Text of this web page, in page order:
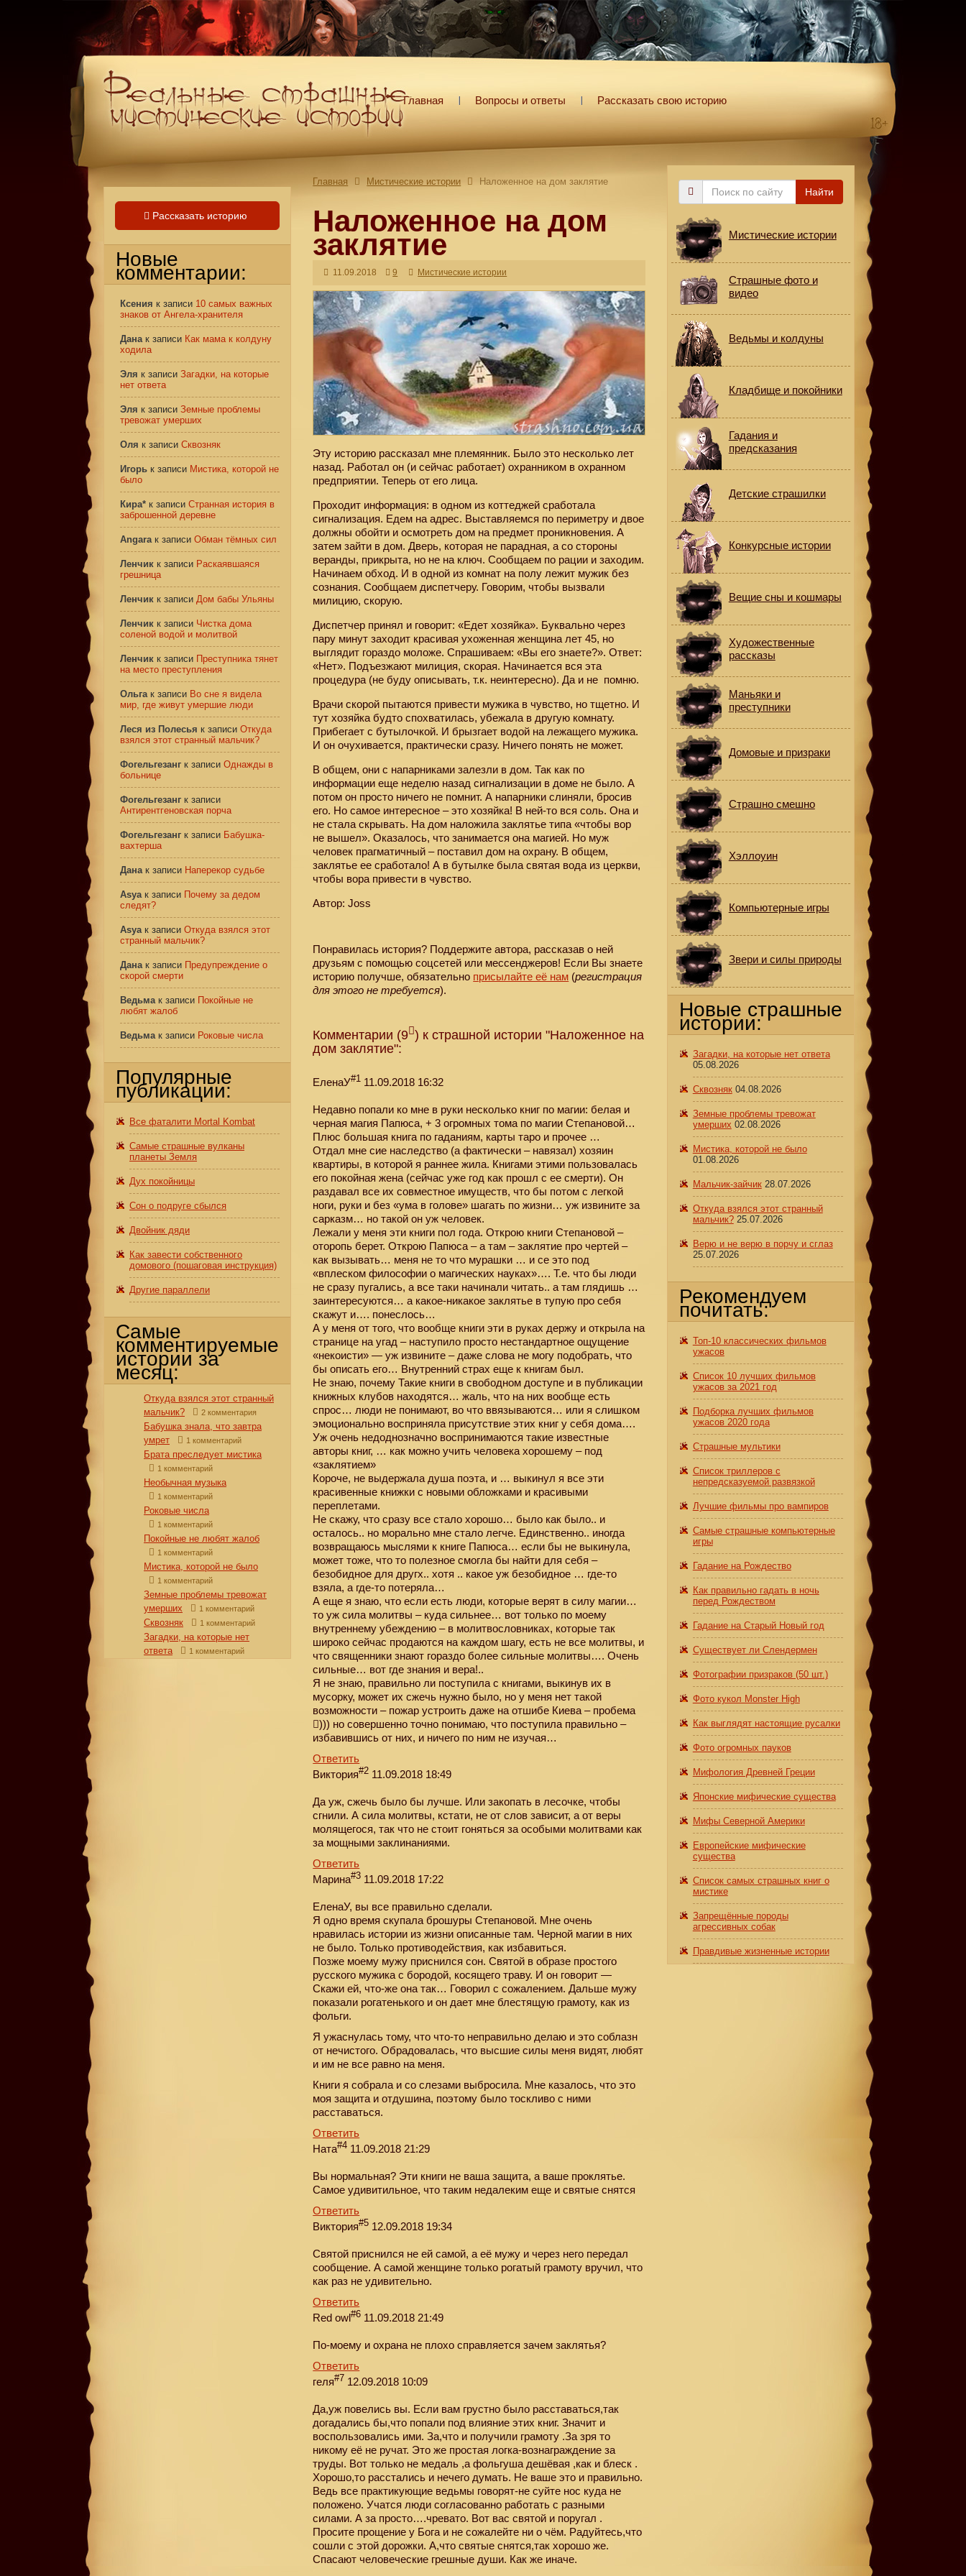
Главная Вопросы и ответы Рассказать свою историю
Главная Мистические истории Наложенное на дом заклятие
Наложенное на дом
заклятие
11.09.2018 9 Мистические истории
Эту историю рассказал мне племянник. Было это несколько лет
назад. Работал он (и сейчас работает) охранником в охранном
предприятии. Теперь от его лица.
Проходит информация: в одном из коттеджей сработала
сигнализация. Едем на адрес. Выставляемся по периметру и двое
должны обойти и осмотреть дом на предмет проникновения. А
затем зайти в дом. Дверь, которая не парадная, а со стороны
веранды, прикрыта, но не на ключ. Сообщаем по рации и заходим.
Начинаем обход. И в одной из комнат на полу лежит мужик без
сознания. Сообщаем диспетчеру. Говорим, чтобы вызвали
милицию, скорую.
Диспетчер принял и говорит: «Едет хозяйка». Буквально через
пару минут заходит красивая ухоженная женщина лет 45, но
выглядит гораздо моложе. Спрашиваем: «Вы его знаете?». Ответ:
«Нет». Подъезжают милиция, скорая. Начинается вся эта
процедура (не буду описывать, т.к. неинтересно). Да и не помню.
Врачи скорой пытаются привести мужика в чувство, но тщетно. И
тут хозяйка будто спохватилась, убежала в другую комнату.
Прибегает с бутылочкой. И брызгает водой на лежащего мужика.
И он очухивается, практически сразу. Ничего понять не может.
В общем, они с напарниками залезли в дом. Так как по
информации еще неделю назад сигнализации в доме не было. А
потом он просто ничего не помнит. А напарники слиняли, бросив
его. Но самое интересное – это хозяйка! В ней-то вся соль. Она и
не стала скрывать. На дом наложила заклятье типа «чтобы вор
не вышел». Оказалось, что занимается она магией. Но муж
человек прагматичный – поставил дом на охрану. В общем,
заклятье ее сработало! А в бутылке была святая вода из церкви,
чтобы вора привести в чувство.
Автор: Joss
Понравилась история? Поддержите автора, рассказав о ней
друзьям с помощью соцсетей или мессенджеров! Если Вы знаете
историю получше, обязательно присылайте её нам (регистрация
для этого не требуется).
Комментарии (9 ) к страшной истории "Наложенное на
дом заклятие":
ЕленаУ#1 11.09.2018 16:32
Недавно попали ко мне в руки несколько книг по магии: белая и
черная магия Папюса, + 3 огромных тома по магии Степановой…
Плюс большая книга по гаданиям, карты таро и прочее …
Отдал мне сие наследство (а фактически – навязал) хозяин
квартиры, в которой я раннее жила. Книгами этими пользовалась
его покойная жена (сейчас уже год как прошл с ее смерти). Он
раздавал все их совместное имуществ, что бы потом с легкой
ноги, руки и без «ума в голове» шагать по жизни… уж извините за
сарказм… но такой он уж человек.
Лежали у меня эти книги пол года. Открою книги Степановой –
оторопь берет. Открою Папюса – а там – заклятие про чертей –
как вызывать… меня не то что мурашки … и се это под
«вплеском философии о магических науках»…. Т.е. что бы люди
не сразу пугались, а все таки начинали читать.. а там глядишь …
заинтересуются… а какое-никакое заклятье в тупую про себя
скажут и…. понеслось…
А у меня от того, что вообще книги эти в руках держу и открыла на
странице на угад – наступило просто нестандартное ощущение
«некоисти» — уж извините – даже слова не могу подобрать, что
бы описать его… Внутренний страх еще к книгам был.
Не знаю, почему Такие книги в свободном доступе и в публикации
книжных клубов находятся… жаль, что на них вообще есть
спрос… люди не понимают, во что ввязываются… или я слишком
эмоционально восприняла присутствие этих книг у себя дома….
Уж очень недоднозначно воспринимаются такие известные
авторы книг, … как можно учить человека хорошему – под
«заклятием»
Короче, не выдержала душа поэта, и … выкинул я все эти
красивенные книжки с новыми обложками и красивыми
переплетами.
Не скажу, что сразу все стало хорошо… было как было.. и
осталось.. но морально мне стало легче. Единственно.. иногда
возвращаюсь мыслями к книге Папюса… если бы не выкинула,
может тоже, что то полезное смогла бы найти для себя –
безобидное для другх.. хотя .. какое уж безобидное … где-то
взяла, а где-то потеряла…
А еще я знаю, что если есть люди, которые верят в силу магии…
то уж сила молитвы – куда сильнее… вот только по моему
внутреннему убеждению – в молитвословниках, которые так
широко сейчас продаются на каждом шагу, есть не все молитвы, и
что священники знают гораздо более сильные молитвы…. Очень
сильные… вот где знания и вера!..
Я не знаю, правильно ли поступила с книгами, выкинув их в
мусорку, может их сжечь нужно было, но у меня нет такой
возможности – пожар устроить даже на отшибе Киева – пробема
))) но совершенно точно понимаю, что поступила правильно –
избавившись от них, и ничего по ним не изучая…
Ответить
Виктория#2 11.09.2018 18:49
Да уж, сжечь было бы лучше. Или закопать в лесочке, чтобы
сгнили. А сила молитвы, кстати, не от слов зависит, а от веры
молящегося, так что не стоит гоняться за особыми молитвами как
за мощными заклинаниями.
Ответить
Марина#3 11.09.2018 17:22
ЕленаУ, вы все правильно сделали.
Я одно время скупала брошуры Степановой. Мне очень
нравилась истории из жизни описанные там. Черной магии в них
не было. Только противодействия, как избавиться.
Позже моему мужу приснился сон. Святой в образе простого
русского мужика с бородой, косящего траву. И он говорит —
Скажи ей, что-же она так… Говорил с сожалением. Дальше мужу
показали рогатенького и он дает мне блестящую грамоту, как из
фольги.
Я ужаснулась тому, что что-то неправильно делаю и это соблазн
от нечистого. Обрадовалась, что высшие силы меня видят, любят
и им не все равно на меня.
Книги я собрала и со слезами выбросила. Мне казалось, что это
моя защита и отдушина, поэтому было тоскливо с ними
расставаться.
Ответить
Ната#4 11.09.2018 21:29
Вы нормальная? Эти книги не ваша защита, а ваше проклятье.
Самое удивитильное, что таким недалеким еще и святые снятся
Ответить
Виктория#5 12.09.2018 19:34
Святой приснился не ей самой, а её мужу и через него передал
сообщение. А самой женщине только рогатый грамоту вручил, что
как раз не удивительно.
Ответить
Red owl#6 11.09.2018 21:49
По-моему и охрана не плохо справляется зачем заклятья?
Ответить
геля#7 12.09.2018 10:09
Да,уж повелись вы. Если вам грустно было расставаться,так
догадались бы,что попали под влияние этих книг. Значит и
воспользовались ими. За,что и получили грамоту .За зря то
никому её не ручат. Это же простая логка-вознаграждение за
труды. Вот только не медаль ,а фольгуша дешёвая ,как и блеск .
Хорошо,то расстались и нечего думать. Не ваше это и правильно.
Ведь все практикующие ведьмы говорят-не суйте нос куда не
положено. Учатся люди согласованно работать с разными
силами. А за просто….чревато. Вот вас святой и поругал .
Просите прощение у Бога и не сожалейте ни о чём. Радуйтесь,что
сошли с этой дорожки. А,что святые снятся,так хорошо же.
Спасают человеческие грешные души. Как же иначе.
Рассказать историю
Новые
комментарии:
Ксения к записи 10 самых важных
знаков от Ангела-хранителя
Данак записи Как мама к колдуну
ходила
Эля к записи Загадки, на которые
нет ответа
Эля к записи Земные проблемы
тревожат умерших
Оля к записи Сквозняк
Игорь к записи Мистика, которой не
было
Кира* к записи Странная история в
заброшенной деревне
Angaraк записи Обман тёмных сил
Ленчик к записи Раскаявшаяся
грешница
Ленчик к записи Дом бабы Ульяны
Ленчик к записи Чистка дома
соленой водой и молитвой
Ленчик к записи Преступника тянет
на место преступления
Ольгак записи Во сне я видела
мир, где живут умершие люди
Леся из Полесья к записи Откуда
взялся этот странный мальчик?
Фогельгезанг к записи Однажды в
больнице
Фогельгезанг к записи
Антирентгеновская порча
Фогельгезанг к записи Бабушка-
вахтерша
Данак записи Наперекор судьбе
Asyaк записи Почему за дедом
следят?
Asyaк записи Откуда взялся этот
странный мальчик?
Данак записи Предупреждение о
скорой смерти
Ведьмак записи Покойные не
любят жалоб
Ведьмак записи Роковые числа
Популярные
публикации:
Все фаталити Mortal Kombat
Самые страшные вулканы
планеты Земля
Дух покойницы
Сон о подруге сбылся
Двойник дяди
Как завести собственного
домового (пошаговая инструкция)
Другие параллели
Самые
комментируемые
истории за
месяц:
Откуда взялся этот странный
мальчик?
2 комментария
Бабушка знала, что завтра
умрет
1 комментарий
Брата преследует мистика
1 комментарий
Необычная музыка
1 комментарий
Роковые числа
1 комментарий
Покойные не любят жалоб
1 комментарий
Мистика, которой не было
1 комментарий
Земные проблемы тревожат
умерших
1 комментарий
Сквозняк 1 комментарий
Загадки, на которые нет
ответа
1 комментарий
Поиск
Найти
Мистические истории
Страшные фото и
видео
Ведьмы и колдуны
Кладбище и покойники
Гадания и
предсказания
Детские страшилки
Конкурсные истории
Вещие сны и кошмары
Художественные
рассказы
Маньяки и
преступники
Домовые и призраки
Страшно смешно
Хэллоуин
Компьютерные игры
Звери и силы природы
Новые страшные
истории:
Загадки, на которые нет ответа
05.08.2026
Сквозняк 04.08.2026
Земные проблемы тревожат
умерших 02.08.2026
Мистика, которой не было
01.08.2026
Мальчик-зайчик 28.07.2026
Откуда взялся этот странный
мальчик? 25.07.2026
Верю и не верю в порчу и сглаз
25.07.2026
Рекомендуем
почитать:
Топ-10 классических фильмов
ужасов
Список 10 лучших фильмов
ужасов за 2021 год
Подборка лучших фильмов
ужасов 2020 года
Страшные мультики
Список триллеров с
непредсказуемой развязкой
Лучшие фильмы про вампиров
Самые страшные компьютерные
игры
Гадание на Рождество
Как правильно гадать в ночь
перед Рождеством
Гадание на Старый Новый год
Существует ли Слендермен
Фотографии призраков (50 шт.)
Фото кукол Monster High
Как выглядят настоящие русалки
Фото огромных пауков
Мифология Древней Греции
Японские мифические существа
Мифы Северной Америки
Европейские мифические
существа
Список самых страшных книг о
мистике
Запрещённые породы
агрессивных собак
Правдивые жизненные истории